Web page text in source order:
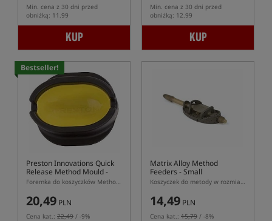
Min. cena z 30 dni przed
obniżką: 11.99
KUP
Min. cena z 30 dni przed
obniżką: 12.99
KUP
Bestseller!
Preston Innovations Quick
Release Method Mould -
Large
Foremka do koszyczków Method Feeder marki Preston w rozmiarze Large
20,49 PLN
Cena kat.: 22,49 / -9%
Matrix Alloy Method
Feeders - Small
Koszyczek do metody w rozmiarze S z systemem szybkiej wymiany
14,49 PLN
Cena kat.: 15,79 / -8%